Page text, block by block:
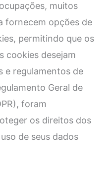
muitos
fornecem opções de
permitindo que os
cookies desejam
e regulamentos de
Geral de
foram
os direitos dos
de seus dados